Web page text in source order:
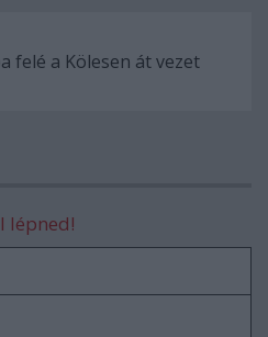
felé a Kölesen át vezet
lépned!